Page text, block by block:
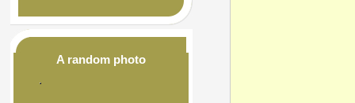
A random photo